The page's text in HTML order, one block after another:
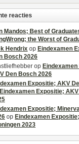
reacties
Mandos; Best of
the Worst of
Hendrix op Eindexamen
Bosch 2026
op
Den Bosch 2026
Expositie; AKV
Eindexamen Expositie;
Expositie;
op Eindexamen
2023